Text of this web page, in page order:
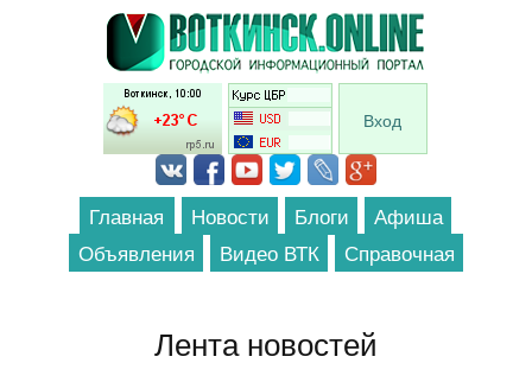
Перейти к основному содержанию
Вход
Главная Новости Блоги
Афиша
Объявления
Видео ВТК Справочная
Лента новостей